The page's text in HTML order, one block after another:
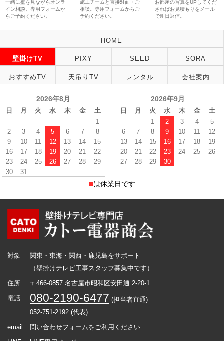
一緒に壁を見ながらオンラ
イン相談。専用フォームか
らご予約ください。
施工チームと直接対面・ご
相談。専用フォームからご
予約ください。
お部屋の写真をUPしてくだ
さればお見積もりをメール
で即日返信。
HOME
壁掛けTV PIXY SEED SORA
おすすめTV 天吊りTV レンタル 会社案内
2026年8月
日 月 火 水 木 金
土
1
2
3 4 5 6 7
8
9
10 11 12 13 14
15
16
17 18 19 20 21
22
23
24 25 26 27 28
29
30
31
2026年9月
日 月 火 水 木 金
土
1
2 3 4
5
6
7 8 9 10 11
12
13
14 15 16 17 18
19
20
21 22 23 24 25
26
27
28 29 30
■は休業日です
対象
関東・東海・関西・鹿児島をサポート
（壁掛けテレビ工事スタッフ募集中です ）
住所
〒466-0857 名古屋市昭和区安田通 2-20-1
電話
080-2190-6477 (担当者直通)
052-751-2192(代表)
email
問い合わせフォームをご利用ください